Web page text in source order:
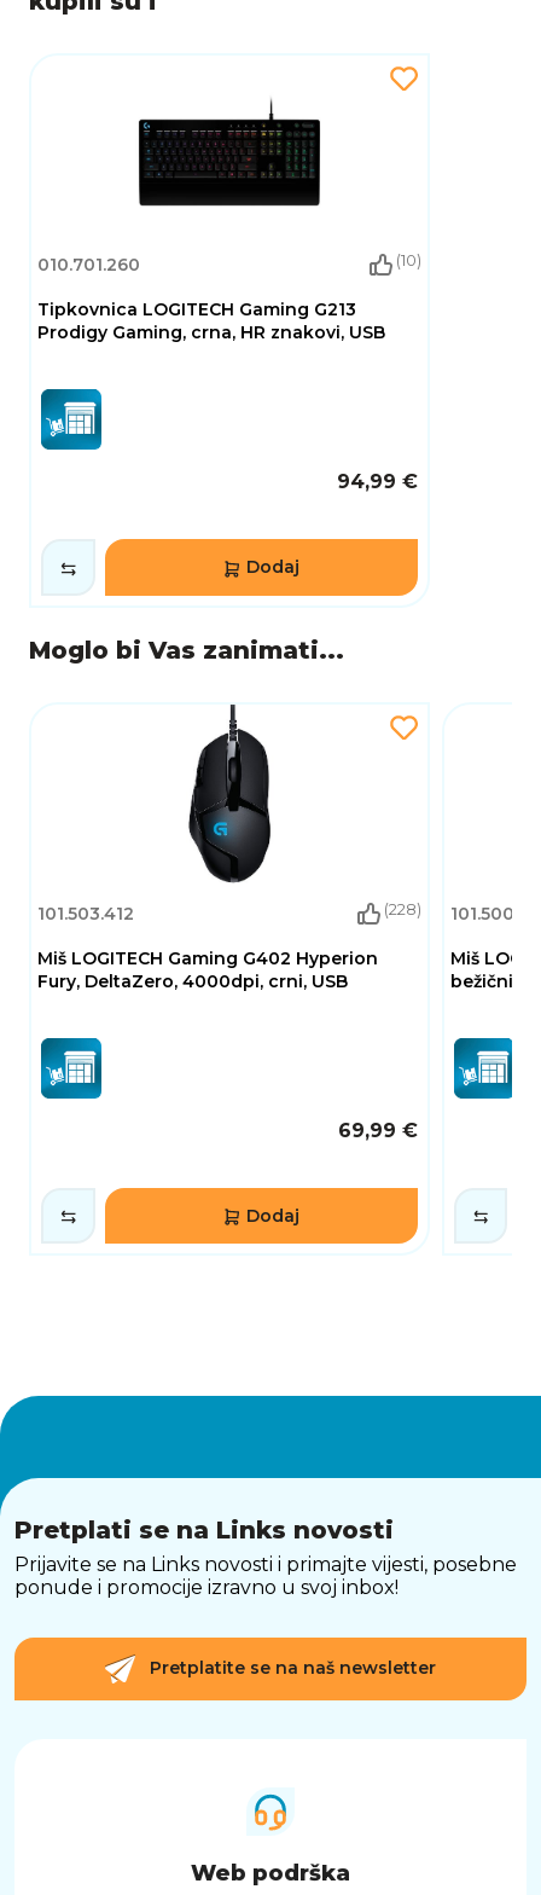
010.701.260 (10)
Tipkovnica LOGITECH Gaming G213
Prodigy Gaming, crna, HR znakovi, USB
94,99 €
Dodaj
Moglo bi Vas zanimati...
101.503.412 (228)
Miš LOGITECH Gaming G402 Hyperion
Fury, DeltaZero, 4000dpi, crni, USB
69,99 €
Dodaj
Miš
bežični,
Pretplati se na Links novosti
Prijavite se na Links novosti i primajte vijesti, posebne
ponude i promocije izravno u svoj inbox!
Pretplatite se na naš newsletter
Web podrška